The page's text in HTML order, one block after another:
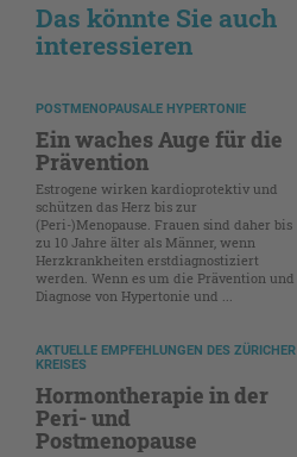
Das könnte Sie auch
interessieren
POSTMENOPAUSALE HYPERTONIE
Ein waches Auge für die
Prävention
Estrogene wirken kardioprotektiv und
schützen das Herz bis zur
(Peri-)Menopause. Frauen sind daher bis
zu 10 Jahre älter als Männer, wenn
Herzkrankheiten erstdiagnostiziert
werden. Wenn es um die Prävention und
Diagnose von Hypertonie und ...
AKTUELLE EMPFEHLUNGEN DES ZÜRICHER
KREISES
Hormontherapie in der
Peri- und
Postmenopause